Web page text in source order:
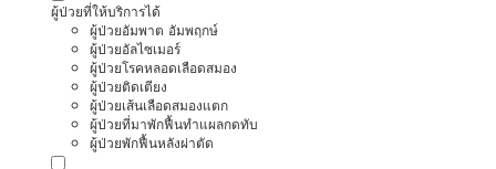
ผู้ป่วยที่ให้บริการได้
ผู้ป่วยอัมพาต อัมพฤกษ์
ผู้ป่วยอัลไซเมอร์
ผู้ป่วยโรคหลอดเลือดสมอง
ผู้ป่วยติดเตียง
ผู้ป่วยเส้นเลือดสมองแตก
ผู้ป่วยที่มาพักฟื้นทำแผลกดทับ
ผู้ป่วยพักฟื้นหลังผ่าตัด